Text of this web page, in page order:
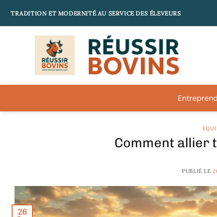
TRADITION ET MODERNITÉ AU SERVICE DES ÉLEVEURS
Comment allier
PUBLIÉ LE
26